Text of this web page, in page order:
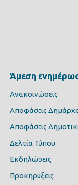
Άμεση
Ανακοινώσεις
Αποφάσεις
Αποφάσεις
Δελτία Τύπου
Εκδηλώσεις
Προκηρύξεις